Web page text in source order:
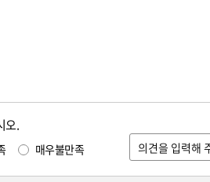
오.
매우불만족